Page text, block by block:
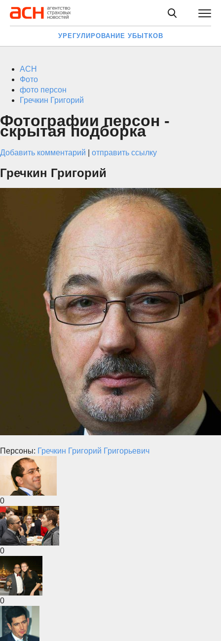
УРЕГУЛИРОВАНИЕ УБЫТКОВ
АСН
Фото
фото персон
Гречкин Григорий
Фотографии персон -
скрытая подборка
Добавить комментарий отправить ссылку
Гречкин Григорий
Персоны: Гречкин Григорий Григорьевич
0
0
0